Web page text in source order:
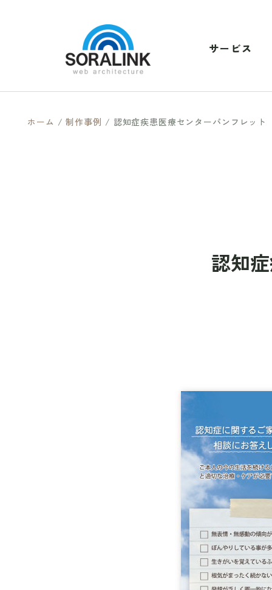
サービス
ホーム / 制作事例 / 認知症疾患医療センターパンフレット
認知